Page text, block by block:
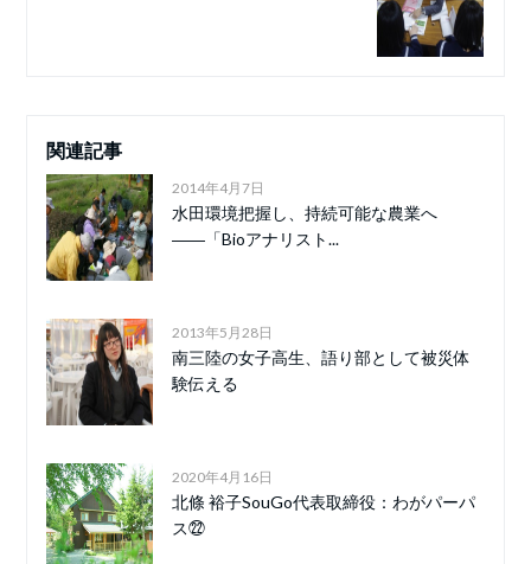
関連記事
2014年4月7日
水田環境把握し、持続可能な農業へ
――「Bioアナリスト...
2013年5月28日
南三陸の女子高生、語り部として被災体
験伝える
2020年4月16日
北條 裕子SouGo代表取締役：わがパーパ
ス㉒